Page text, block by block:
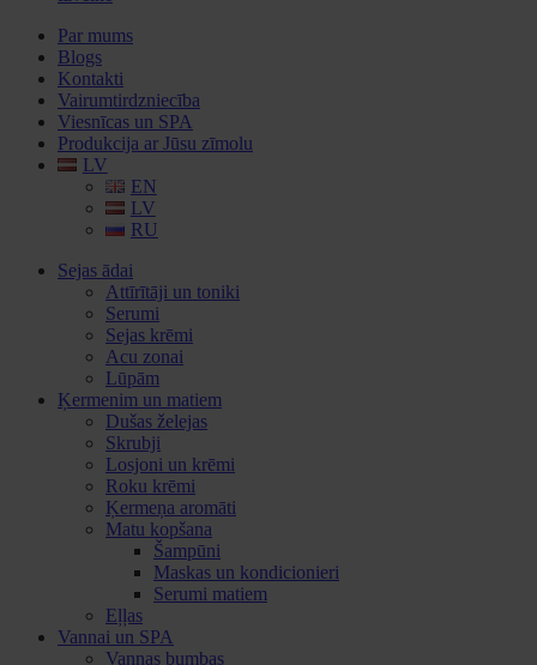
Par mums
Blogs
Kontakti
Vairumtirdzniecība
Viesnīcas un SPA
Produkcija ar Jūsu zīmolu
LV
EN
LV
RU
Sejas ādai
Attīrītāji un toniki
Serumi
Sejas krēmi
Acu zonai
Lūpām
Ķermenim un matiem
Dušas želejas
Skrubji
Losjoni un krēmi
Roku krēmi
Ķermeņa aromāti
Matu kopšana
Šampūni
Maskas un kondicionieri
Serumi matiem
Eļļas
Vannai un SPA
Vannas bumbas